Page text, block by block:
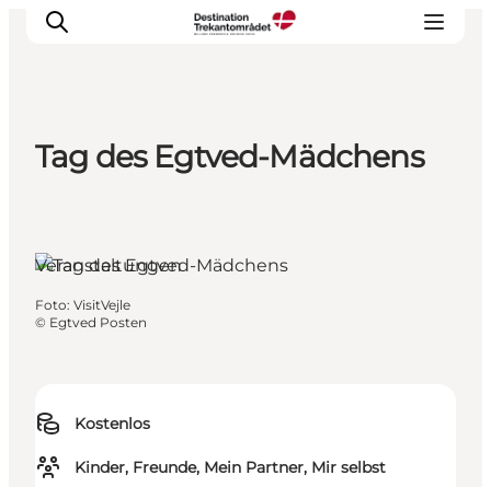
Erlebnisse
Unterkünfte
Reiseplanung
Tickets
Tag des Egtved-Mädchens
Kostenlos
Kinder, Freunde, Mein Partner, Mir selbst
Veranstaltungen
Foto: VisitVejle
© Egtved Posten